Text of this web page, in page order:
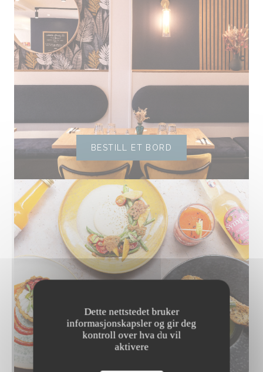
Dette nettstedet bruker
informasjonskapsler og gir deg
kontroll over hva du vil
aktivere
BESTILL ET BORD
OPPDAG VÅR MENY